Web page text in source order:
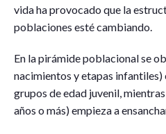
vida ha provocado que la
poblaciones esté cambiando.
En la pirámide poblacional se
nacimientos y etapas infantiles)
grupos de edad juvenil,
años o más) empieza a